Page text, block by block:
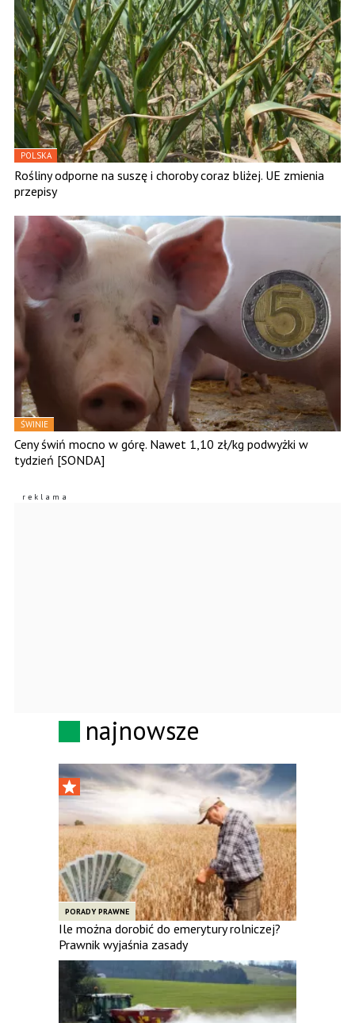
POLSKA
Rośliny odporne na suszę i choroby coraz bliżej. UE zmienia
przepisy
ŚWINIE
Ceny świń mocno w górę. Nawet 1,10 zł/kg podwyżki w
tydzień [SONDA]
najnowsze
PORADY PRAWNE
Ile można dorobić do emerytury rolniczej?
Prawnik wyjaśnia zasady